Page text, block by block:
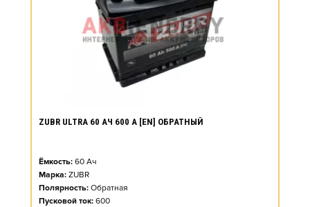
ZUBR ULTRA 60 АЧ 600 А [EN] ОБРАТНЫЙ
Ёмкость: 60 Ач
Марка: ZUBR
Полярность: Обратная
Пусковой ток: 600